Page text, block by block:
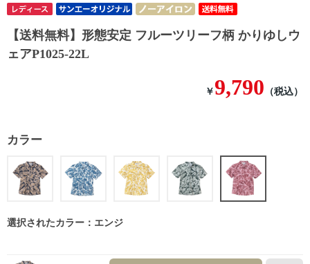
【送料無料】形態安定 フルーツリーフ柄 かりゆしウ
ェアP1025-22L
￥9,790 （税込）
カラー
選択されたカラー：エンジ